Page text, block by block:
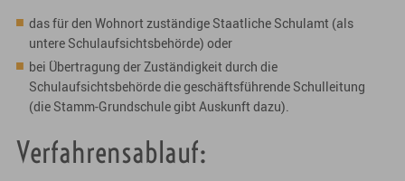
das für den Wohnort zuständige Staatliche Schulamt (als
untere Schulaufsichtsbehörde) oder
bei Übertragung der Zuständigkeit durch die
Schulaufsichtsbehörde die geschäftsführende Schulleitung
(die Stamm-Grundschule gibt Auskunft dazu).
Verfahrensablauf: